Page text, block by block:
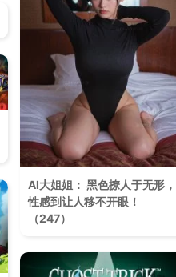
AI大姐姐： 黑色撩人于无形，
性感到让人移不开眼！​
（247）